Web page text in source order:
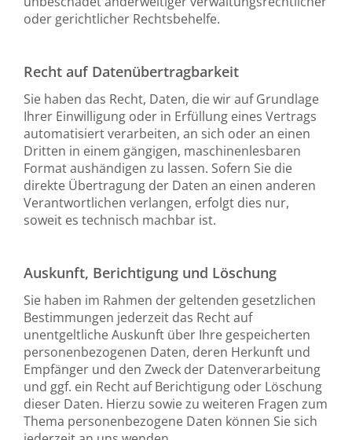
oder gerichtlicher Rechtsbehelfe.
Recht auf Datenübertragbarkeit
Sie haben das Recht, Daten, die wir auf Grundlage
Ihrer Einwilligung oder in Erfüllung eines Vertrags
automatisiert verarbeiten, an sich oder an einen
Dritten in einem gängigen, maschinenlesbaren
Format aushändigen zu lassen. Sofern Sie die
direkte Übertragung der Daten an einen anderen
Verantwortlichen verlangen, erfolgt dies nur,
soweit es technisch machbar ist.
Auskunft, Berichtigung und Löschung
Sie haben im Rahmen der geltenden gesetzlichen
Bestimmungen jederzeit das Recht auf
unentgeltliche Auskunft über Ihre gespeicherten
personenbezogenen Daten, deren Herkunft und
Empfänger und den Zweck der Datenverarbeitung
und ggf. ein Recht auf Berichtigung oder Löschung
dieser Daten. Hierzu sowie zu weiteren Fragen zum
Thema personenbezogene Daten können Sie sich